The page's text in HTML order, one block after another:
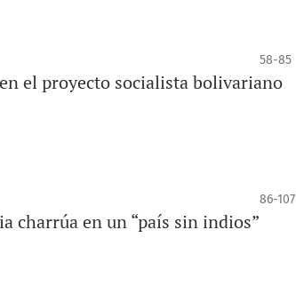
58-85
el proyecto socialista bolivariano
86-107
charrúa en un “país sin indios”